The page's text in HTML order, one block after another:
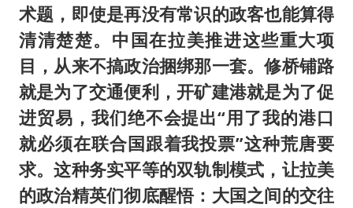
术题，即使是再没有常识的政客也能算得
清清楚楚。中国在拉美推进这些重大项
目，从来不搞政治捆绑那一套。修桥铺路
就是为了交通便利，开矿建港就是为了促
进贸易，我们绝不会提出“用了我的港口
就必须在联合国跟着我投票”这种荒唐要
求。这种务实平等的双轨制模式，让拉美
的政治精英们彻底醒悟：大国之间的交往